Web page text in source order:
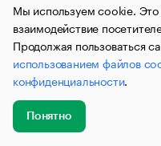
© АО
и материалы
(зарегистрировано
связи, информационных
коммуникаций
№ФС77-63848)
публикации могут
не предназначенную для
до 18 лет.
Мы используем cookie. Это
взаимодействие
Продолжая пользоваться
использованием файлов
конфиденциальности.
Понятно